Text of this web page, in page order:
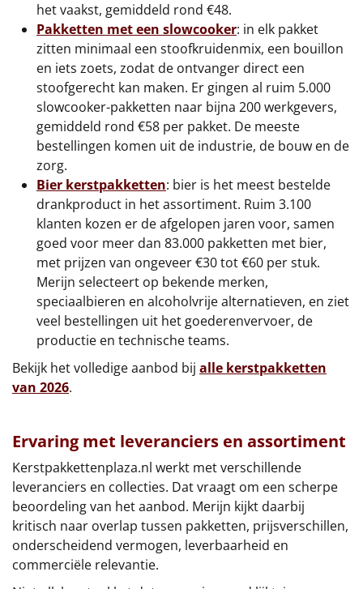
het vaakst, gemiddeld rond €48.
Pakketten met een slowcooker: in elk pakket
zitten minimaal een stoofkruidenmix, een bouillon
en iets zoets, zodat de ontvanger direct een
stoofgerecht kan maken. Er gingen al ruim 5.000
slowcooker-pakketten naar bijna 200 werkgevers,
gemiddeld rond €58 per pakket. De meeste
bestellingen komen uit de industrie, de bouw en de
zorg.
Bier kerstpakketten: bier is het meest bestelde
drankproduct in het assortiment. Ruim 3.100
klanten kozen er de afgelopen jaren voor, samen
goed voor meer dan 83.000 pakketten met bier,
met prijzen van ongeveer €30 tot €60 per stuk.
Merijn selecteert op bekende merken,
speciaalbieren en alcoholvrije alternatieven, en ziet
veel bestellingen uit het goederenvervoer, de
productie en technische teams.
Bekijk het volledige aanbod bij alle kerstpakketten
van 2026.
Ervaring met leveranciers en assortiment
Kerstpakkettenplaza.nl werkt met verschillende
leveranciers en collecties. Dat vraagt om een scherpe
beoordeling van het aanbod. Merijn kijkt daarbij
kritisch naar overlap tussen pakketten, prijsverschillen,
onderscheidend vermogen, leverbaarheid en
commerciële relevantie.